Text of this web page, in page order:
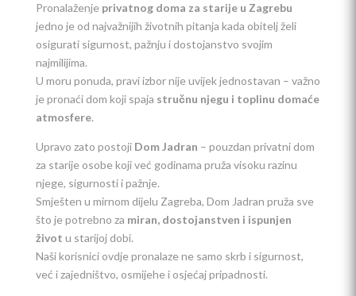
Pronalaženje privatnog doma za starije u Zagrebu
jedno je od najvažnijih životnih pitanja kada obitelj želi
osigurati sigurnost, pažnju i dostojanstvo svojim
najmilijima.
U moru ponuda, pravi izbor nije uvijek jednostavan – važno
je pronaći dom koji spaja stručnu njegu i toplinu domaće
atmosfere.
Upravo zato postoji Dom Jadran – pouzdan privatni dom
za starije osobe koji već godinama pruža visoku razinu
njege, sigurnosti i pažnje.
Smješten u mirnom dijelu Zagreba, Dom Jadran pruža sve
što je potrebno za miran, dostojanstven i ispunjen
život u starijoj dobi.
Naši korisnici ovdje pronalaze ne samo skrb i sigurnost,
već i zajedništvo, osmijehe i osjećaj pripadnosti.